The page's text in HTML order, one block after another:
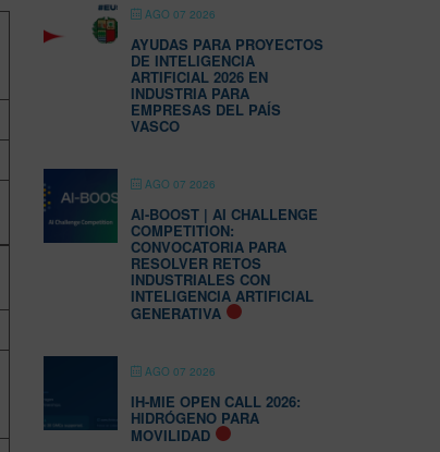
AGO 07 2026
AYUDAS PARA PROYECTOS
DE INTELIGENCIA
ARTIFICIAL 2026 EN
INDUSTRIA PARA
EMPRESAS DEL PAÍS
VASCO
AGO 07 2026
AI-BOOST | AI CHALLENGE
COMPETITION:
CONVOCATORIA PARA
RESOLVER RETOS
INDUSTRIALES CON
INTELIGENCIA ARTIFICIAL
GENERATIVA
AGO 07 2026
IH-MIE OPEN CALL 2026:
HIDRÓGENO PARA
MOVILIDAD